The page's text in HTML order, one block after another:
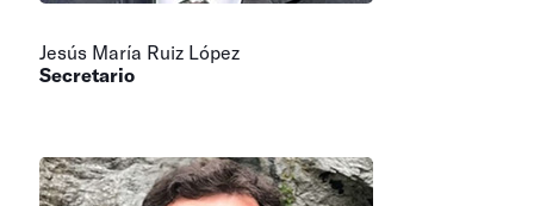
Jesús María Ruiz López
Secretario